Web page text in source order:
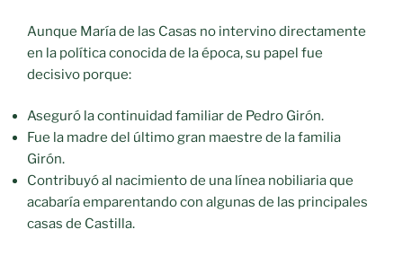
Aunque María de las Casas no intervino directamente
en la política conocida de la época, su papel fue
decisivo porque:
Aseguró la continuidad familiar de Pedro Girón.
Fue la madre del último gran maestre de la familia
Girón.
Contribuyó al nacimiento de una línea nobiliaria que
acabaría emparentando con algunas de las principales
casas de Castilla.